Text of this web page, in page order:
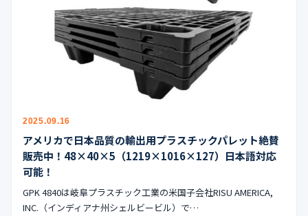
2025.09.16
アメリカで日本品質の輸出用プラスチックパレット絶賛
販売中！48×40×5（1219×1016×127）日本語対応
可能！
GPK 4840は岐阜プラスチック工業の米国子会社RISU AMERICA,
INC.（インディアナ州シェルビービル）で…